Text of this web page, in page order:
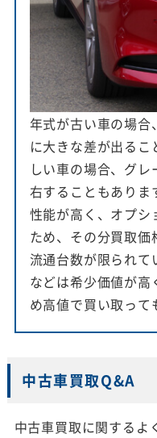
年式が古い車の場
に大きな差が出る
しい車の場合、グ
右することもあり
性能が高く、オプシ
ため、その分買取価
流通台数が限られ
などは希少価値が
め高値で買い取って
中古車買取Q&A
中古車買取に関するよ